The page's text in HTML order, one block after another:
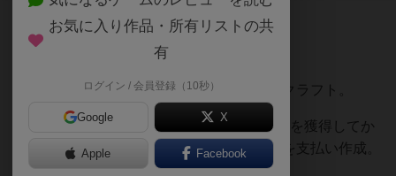
227名 3名 0 8ヶ月前
エイジオブウィルのリメイクらしいギフトクラフト。
素材カードをドラフトで6回選んで、素材等を獲得してか
ら一斉に作りたいぬいぐるみを選んで素材を支払い作成。
お気に入り作品・所有リストの共
有
ログイン / 会員登録（10秒）
Google X
Apple Facebook